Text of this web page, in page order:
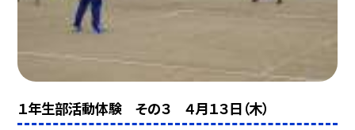
１年生部活動体験 その３ ４月１３日（木）